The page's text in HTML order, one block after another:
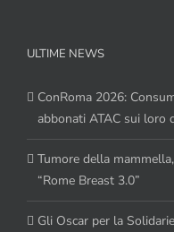
ULTIME NEWS
ConRoma 2026:
abbonati ATAC sui loro
Tumore della
“Rome Breast 3.0”
Gli Oscar per la